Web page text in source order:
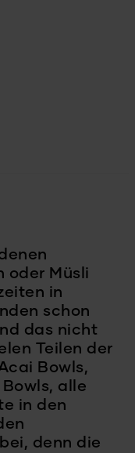
oder Müsli
in
schon
das nicht
Teilen der
Bowls,
alle
in den
denn die